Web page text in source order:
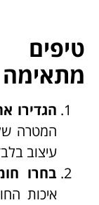
מתאימה
הגדירו
המטרה
עיצוב
בחרו
איכות